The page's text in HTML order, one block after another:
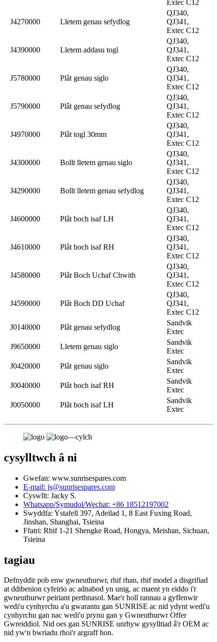
Extec C12
J4270000 Lletem genau sefydlog
QJ340,
QJ341,
Extec C12
J4390000 Lletem addasu togl
QJ340,
QJ341,
Extec C12
J5780000 Plât genau siglo
QJ340,
QJ341,
Extec C12
J5790000 Plât genau sefydlog
QJ340,
QJ341,
Extec C12
J4970000 Plât togl 30mm
QJ340,
QJ341,
Extec C12
J4300000 Bollt lletem genau siglo
QJ340,
QJ341,
Extec C12
J4290000 Bollt lletem genau sefydlog
QJ340,
QJ341,
Extec C12
J4600000 Plât boch isaf LH
QJ340,
QJ341,
Extec C12
J4610000 Plât boch isaf RH
QJ340,
QJ341,
Extec C12
J4580000 Plât Boch Uchaf Chwith
QJ340,
QJ341,
Extec C12
J4590000 Plât Boch DD Uchaf
QJ340,
QJ341,
Extec C12
J0140000
Plât genau sefydlog
Sandvik
Extec
J9650000
Lletem genau siglo
Sandvik
Extec
J0420000
Plât genau siglo
Sandvik
Extec
J0040000
Plât boch isaf RH
Sandvik
Extec
J0050000
Plât boch isaf LH
Sandvik
Extec
cysylltwch â ni
Gwefan: www.sunrisespares.com
E-mail: js@sunrisespares.com
Cyswllt: Jacky S.
Whatsapp/Symudol/Wechat: +86 18512197002
Swyddfa: Ystafell 397, Adeilad 1, 8 East Fuxing Road,
Jinshan, Shanghai, Tsieina
Ffatri: Rhif 1-21 Shengke Road, Hongya, Meishan, Sichuan,
Tsieina
tagiau
Defnyddir pob enw gwneuthurwr, rhif rhan, rhif model a disgrifiad
at ddibenion cyfeirio ac adnabod yn unig, ac maent yn eiddo i'r
gwneuthurwr peiriant perthnasol. Mae'r holl rannau a gyflenwir
wedi'u cynhyrchu a'u gwarantu gan SUNRISE ac nid ydynt wedi'u
cynhyrchu gan nac wedi'u prynu gan y Gwneuthurwr Offer
Gwreiddiol. Nid oes gan SUNRISE unrhyw gysylltiad â'r OEM ac
nid yw'n bwriadu rhoi'r argraff hon.